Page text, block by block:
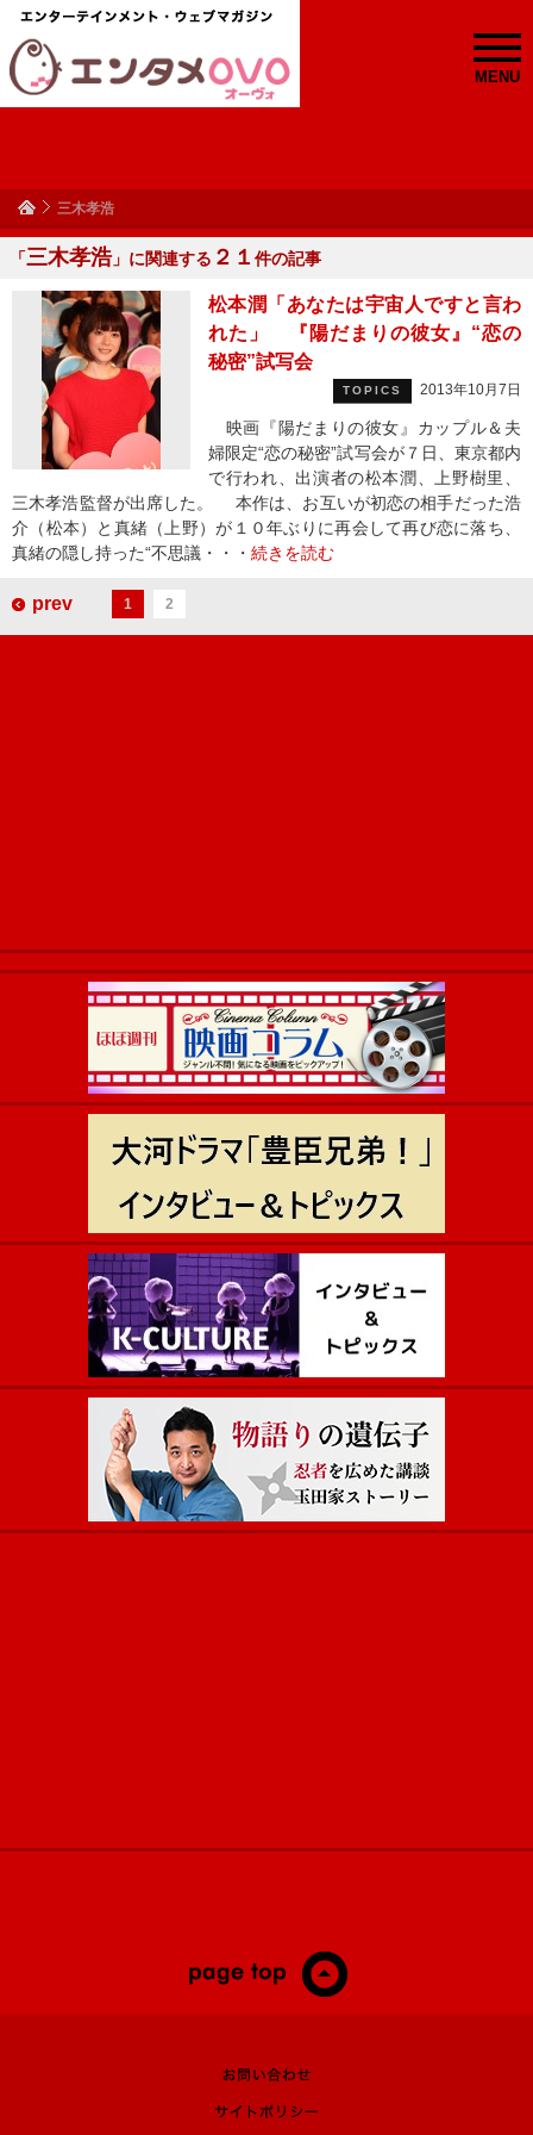
MENU
三木孝浩
「三木孝浩」に関連する ２１ 件の記事
松本潤「あなたは宇宙人ですと言わ
れた」 『陽だまりの彼女』“恋の
秘密”試写会
TOPICS 2013年10月7日
映画『陽だまりの彼女』カップル＆夫
婦限定“恋の秘密”試写会が７日、東京都内
で行われ、出演者の松本潤、上野樹里、
三木孝浩監督が出席した。 本作は、お互いが初恋の相手だった浩
介（松本）と真緒（上野）が１０年ぶりに再会して再び恋に落ち、
真緒の隠し持った“不思議・・・ 続きを読む
prev 1 2